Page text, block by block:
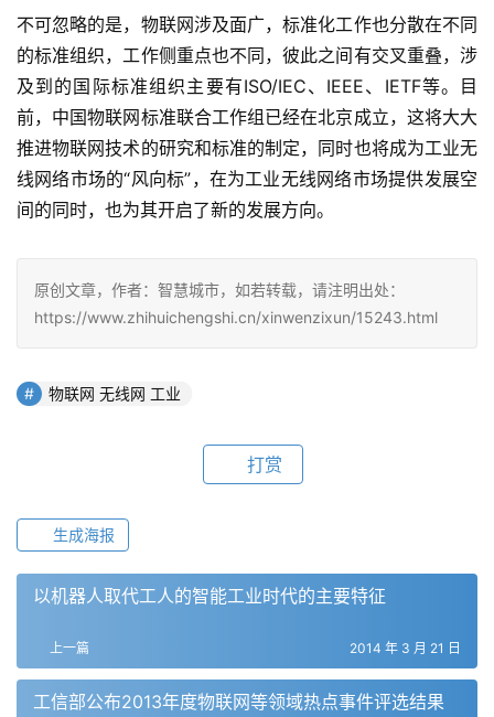
不可忽略的是，物联网涉及面广，标准化工作也分散在不同
的标准组织，工作侧重点也不同，彼此之间有交叉重叠，涉
及到的国际标准组织主要有ISO/IEC、IEEE、IETF等。目
前，中国物联网标准联合工作组已经在北京成立，这将大大
推进物联网技术的研究和标准的制定，同时也将成为工业无
线网络市场的“风向标”，在为工业无线网络市场提供发展空
间的同时，也为其开启了新的发展方向。
原创文章，作者：智慧城市，如若转载，请注明出处：
https://www.zhihuichengshi.cn/xinwenzixun/15243.html
物联网 无线网 工业
打赏
生成海报
以机器人取代工人的智能工业时代的主要特征
上一篇 2014 年 3 月 21 日
工信部公布2013年度物联网等领域热点事件评选结果